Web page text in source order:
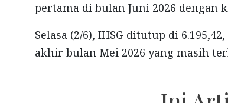
pertama di bulan Juni 2026 dengan
Selasa (2/6), IHSG ditutup di
akhir bulan Mei 2026 yang masih